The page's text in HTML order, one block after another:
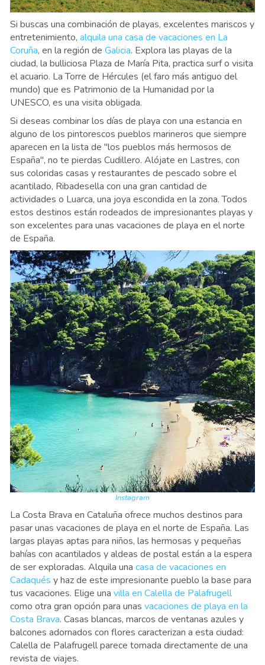
Si buscas una combinación de playas, excelentes mariscos y
entretenimiento, alquila una casa de vacaciones en La
Coruña, en la región de Galicia. Explora las playas de la
ciudad, la bulliciosa Plaza de María Pita, practica surf o visita
el acuario. La Torre de Hércules (el faro más antiguo del
mundo) que es Patrimonio de la Humanidad por la
UNESCO, es una visita obligada.
Si deseas combinar los días de playa con una estancia en
alguno de los pintorescos pueblos marineros que siempre
aparecen en la lista de "los pueblos más hermosos de
España", no te pierdas Cudillero. Alójate en Lastres, con
sus coloridas casas y restaurantes de pescado sobre el
acantilado, Ribadesella con una gran cantidad de
actividades o Luarca, una joya escondida en la zona. Todos
estos destinos están rodeados de impresionantes playas y
son excelentes para unas vacaciones de playa en el norte
de España.
Instagram
La Costa Brava en Cataluña ofrece muchos destinos para
pasar unas vacaciones de playa en el norte de España. Las
largas playas aptas para niños, las hermosas y pequeñas
bahías con acantilados y aldeas de postal están a la espera
de ser exploradas. Alquila una casa de vacaciones en
Cadaqués y haz de este impresionante pueblo la base para
tus vacaciones. Elige una villa en Calella de Palafrugell
como otra gran opción para unas vacaciones de playa en la
Costa Brava. Casas blancas, marcos de ventanas azules y
balcones adornados con flores caracterizan a esta ciudad:
Calella de Palafrugell parece tomada directamente de una
revista de viajes.